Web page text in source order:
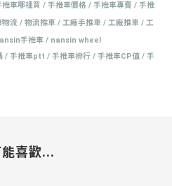
推車哪裡買 / 手推車價格 / 手推車專賣 / 手推
物流 / 物流推車 / 工廠手推車 / 工廠推車 / 工
手推車 / nansin wheel
/ 手推車ptt / 手推車排行 / 手推車CP值 / 手
喜歡...